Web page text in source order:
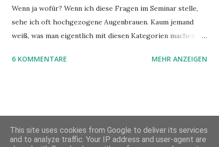
Wenn ja wofür? Wenn ich diese Fragen im Seminar stelle,
sehe ich oft hochgezogene Augenbrauen. Kaum jemand
weiß, was man eigentlich mit diesen Kategorien machen
sie Ihnen vor.
6 KOMMENTARE MEHR ANZEIGEN
This site uses cookies from Google to deliver its services
and to analyze traffic. Your IP address and user-agent are